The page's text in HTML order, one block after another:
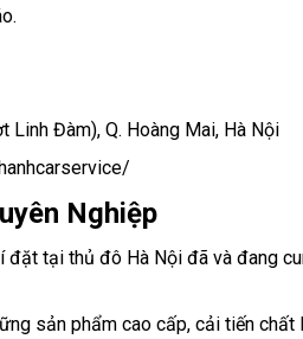
Linh Đàm), Q. Hoàng Mai, Hà Nội
Nghiệp
tại thủ đô Hà Nội đã và đang
sản phẩm cao cấp, cải tiến